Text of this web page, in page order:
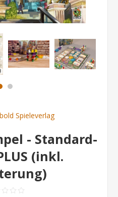
Spieleverlag
- Standard-
(inkl.